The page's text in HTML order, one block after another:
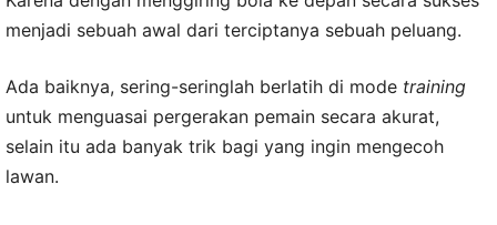
menjadi sebuah awal dari terciptanya sebuah peluang.
Ada baiknya, sering-seringlah berlatih di mode training
untuk menguasai pergerakan pemain secara akurat,
selain itu ada banyak trik bagi yang ingin mengecoh
lawan.